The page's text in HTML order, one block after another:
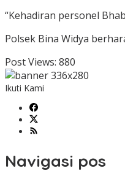
“Kehadiran personel
Polsek Bina Widya
Post Views: 880
Ikuti Kami
Navigasi pos